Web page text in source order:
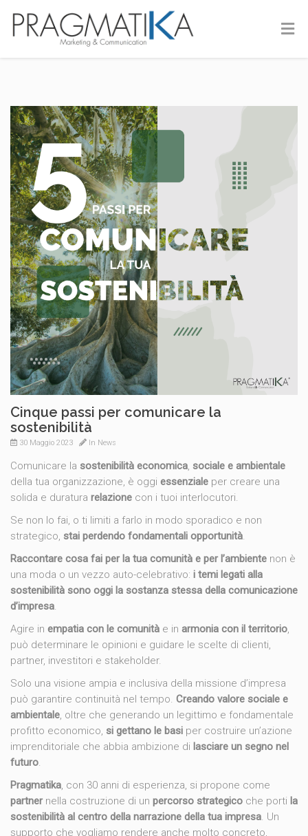
Cinque passi per comunicare la
sostenibilità
30 Maggio 2023 In News
Comunicare la sostenibilità economica, sociale e ambientale
della tua organizzazione, è oggi essenziale per creare una
solida e duratura relazione con i tuoi interlocutori.
Se non lo fai, o ti limiti a farlo in modo sporadico e non
strategico, stai perdendo fondamentali opportunità.
Raccontare cosa fai per la tua comunità e per l’ambiente non è
una moda o un vezzo auto-celebrativo: i temi legati alla
sostenibilità sono oggi la sostanza stessa della comunicazione
d’impresa.
Agire in empatia con le comunità e in armonia con il territorio,
può determinare le opinioni e guidare le scelte di clienti,
partner, investitori e stakeholder.
Solo una visione ampia e inclusiva della missione d’impresa
può garantire continuità nel tempo. Creando valore sociale e
ambientale, oltre che generando un legittimo e fondamentale
profitto economico, si gettano le basi per costruire un’azione
imprenditoriale che abbia ambizione di lasciare un segno nel
futuro.
Pragmatika, con 30 anni di esperienza, si propone come
partnernella costruzione di un percorso strategico che porti la
sostenibilità al centro della narrazione della tua impresa. Un
supporto che vogliamo rendere anche molto concreto,